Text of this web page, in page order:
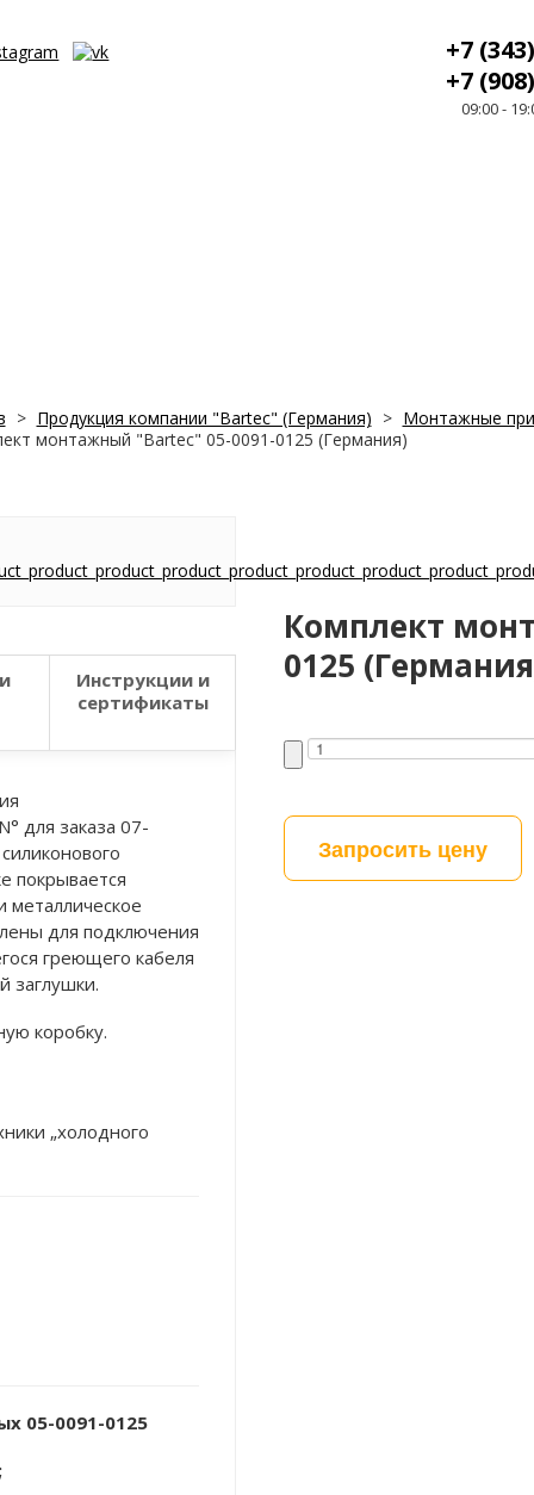
+7
+7
09:00 -
> Продукция компании "Bartec" (Германия) > Монтажные
монтажный "Bartec" 05-0091-0125 (Германия)
Комплект
0125
Запросить цену
Инструкции и
сертификаты
для заказа 07-
покрывается
для подключения
греющего кабеля
заглушки.
коробку.
„холодного
05-0091-0125